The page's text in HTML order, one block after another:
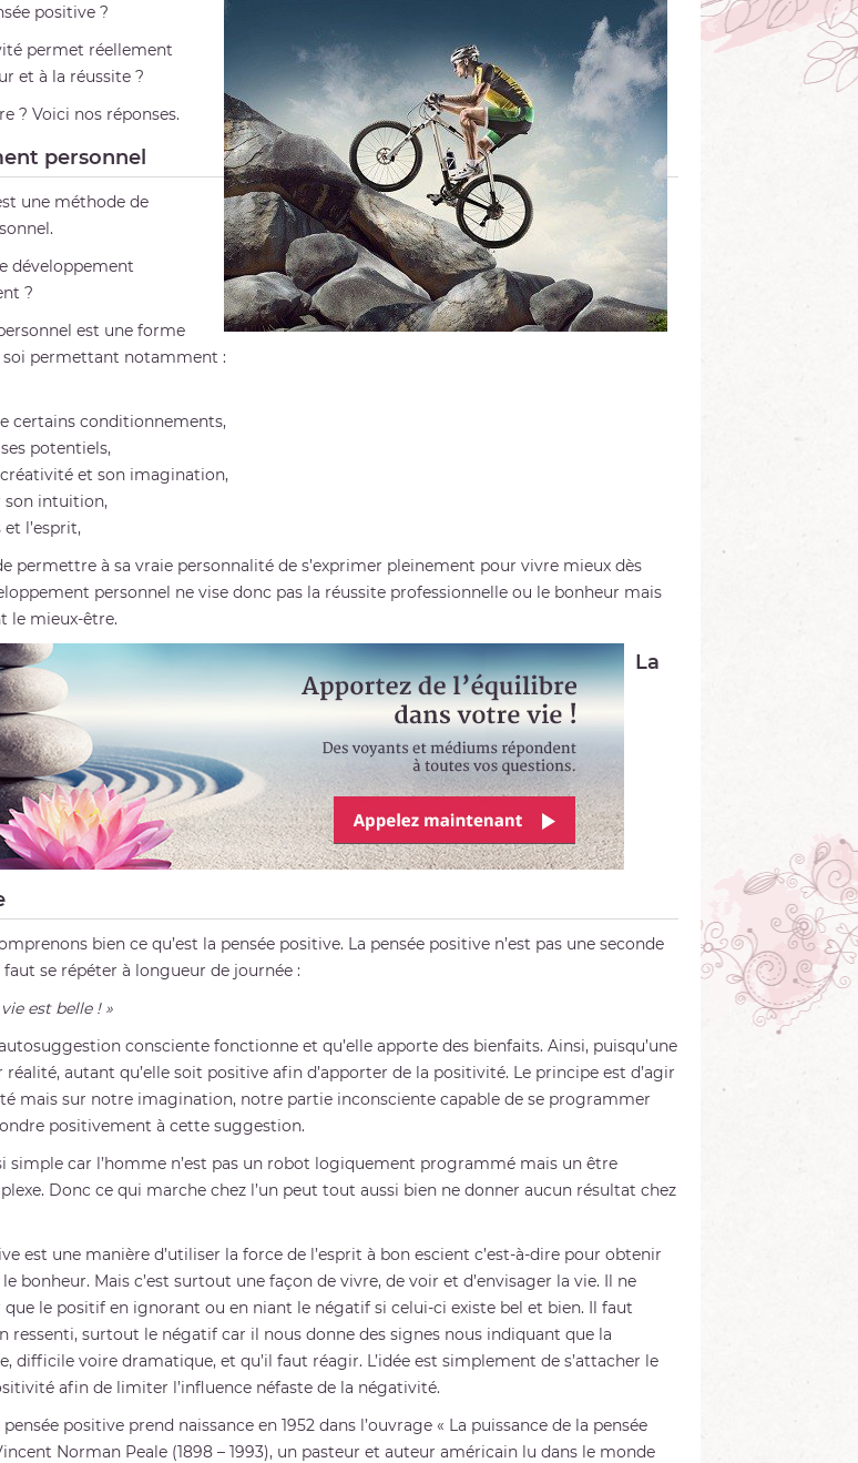
positive ?
permet réellement
et à la réussite ?
? Voici nos réponses.
personnel
une méthode de
développement
?
est une forme
permettant notamment :
certains conditionnements,
potentiels,
et son imagination,
son intuition,
l’esprit,
permettre à sa vraie personnalité de s’exprimer pleinement pour vivre mieux dès
personnel ne vise donc pas la réussite professionnelle ou le bonheur mais
le mieux-être.
La
bien ce qu’est la pensée positive. La pensée positive n’est pas une seconde
se répéter à longueur de journée :
est belle ! »
consciente fonctionne et qu’elle apporte des bienfaits. Ainsi, puisqu’une
réalité, autant qu’elle soit positive afin d’apporter de la positivité. Le principe est d’agir
mais sur notre imagination, notre partie inconsciente capable de se programmer
positivement à cette suggestion.
simple car l’homme n’est pas un robot logiquement programmé mais un être
Donc ce qui marche chez l’un peut tout aussi bien ne donner aucun résultat chez
est une manière d’utiliser la force de l’esprit à bon escient c’est-à-dire pour obtenir
bonheur. Mais c’est surtout une façon de vivre, de voir et d’envisager la vie. Il ne
que le positif en ignorant ou en niant le négatif si celui-ci existe bel et bien. Il faut
ressenti, surtout le négatif car il nous donne des signes nous indiquant que la
difficile voire dramatique, et qu’il faut réagir. L’idée est simplement de s’attacher le
afin de limiter l’influence néfaste de la négativité.
positive prend naissance en 1952 dans l’ouvrage « La puissance de la pensée
Norman Peale (1898 – 1993), un pasteur et auteur américain lu dans le monde